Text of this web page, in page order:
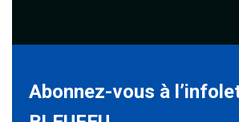
Abonnez-vous à